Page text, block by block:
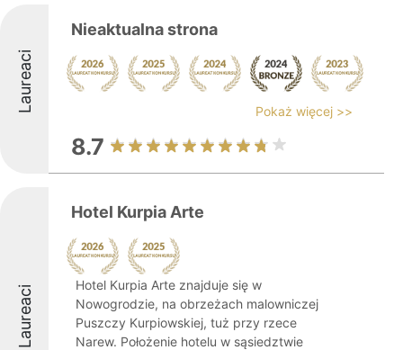
Laureaci
Nieaktualna strona
Pokaż więcej >>
8.7
Laureaci
Hotel Kurpia Arte
Hotel Kurpia Arte znajduje się w
Nowogrodzie, na obrzeżach malowniczej
Puszczy Kurpiowskiej, tuż przy rzece
Narew. Położenie hotelu w sąsiedztwie